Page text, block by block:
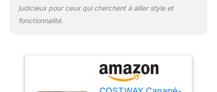
Doté d'une taille
studio ou un bureau. Et
son apparence élégante
judicieux pour ceux qui cherchent à allier style et
fonctionnalité.